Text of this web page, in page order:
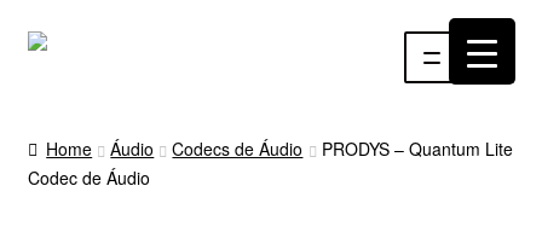
Pular
Pular
conteúdo
Menu
ÁUDIO
Home Áudio Codecs de Áudio
PRODYS – Quantum Lite
Codec de Áudio